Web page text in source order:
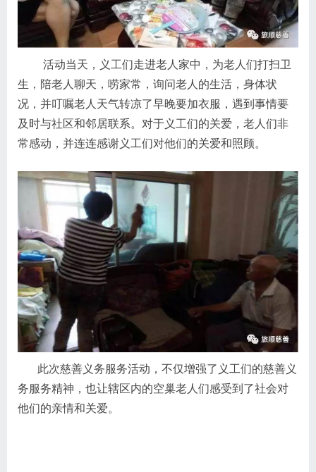
活动当天，义工们走进老人家中，为老人们打扫卫
生，陪老人聊天，唠家常，询问老人的生活，身体状
况，并叮嘱老人天气转凉了早晚要加衣服，遇到事情要
及时与社区和邻居联系。对于义工们的关爱，老人们非
常感动，并连连感谢义工们对他们的关爱和照顾。
此次慈善义务服务活动，不仅增强了义工们的慈善义
务服务精神，也让辖区内的空巢老人们感受到了社会对
他们的亲情和关爱。